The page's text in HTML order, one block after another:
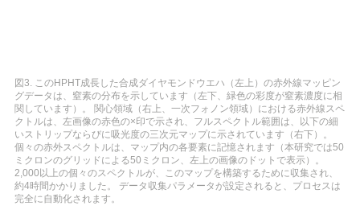
図3. このHPHT成長した合成ダイヤモンドウエハ（左上）の赤外線マッピン
グデータは、窒素の分布を示しています（左下、緑色の彩度が窒素濃度に相
関しています）。 関心領域（右上、一次フォノン領域）における赤外線スペ
クトルは、左画像の赤色の×印で示され、フルスペクトル範囲は、以下の細
いストリップならびに吸光度の三次元マップに示されています（右下）。
個々の赤外スペクトルは、マップ内の各要素に記憶されます（本研究では50
ミクロンのグリッドによる50ミクロン、左上の画像のドットで表示）。
2,000以上の個々のスペクトルが、このマップを構築するために収集され、
約4時間かかりました。 データ収集パラメータが設定されると、プロセスは
完全に自動化されます。